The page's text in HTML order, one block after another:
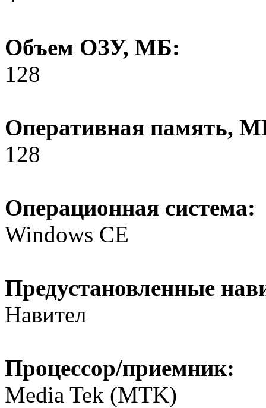
Объем ОЗУ, МБ:
128
Оперативная память,
128
Операционная система:
Windows CE
Предустановленные
Навител
Процессор/приемник:
Media Tek (MTK)